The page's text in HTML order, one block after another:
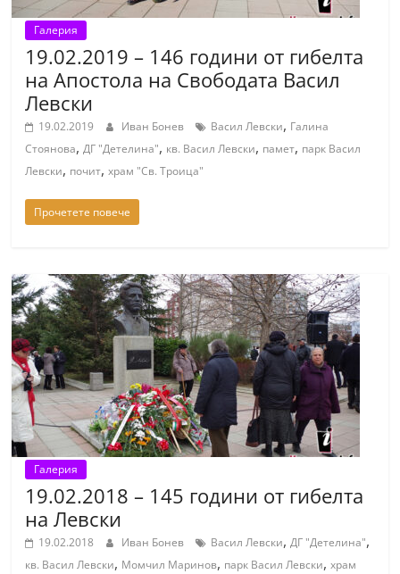
Галерия
19.02.2019 – 146 години от гибелта
на Апостола на Свободата Васил
Левски
19.02.2019 Иван Бонев Васил Левски, Галина
Стоянова,ДГ "Детелина", кв. Васил Левски, памет, парк Васил
Левски, почит,храм "Св. Троица"
Прочетете повече
Галерия
19.02.2018 – 145 години от гибелта
на Левски
19.02.2018 Иван Бонев Васил Левски,ДГ "Детелина",
кв. Васил Левски, Момчил Маринов, парк Васил Левски,храм